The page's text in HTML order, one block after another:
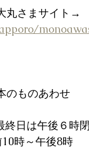
丸さまサイト→
のものあわせ
終日は午後６時
時～午後8時